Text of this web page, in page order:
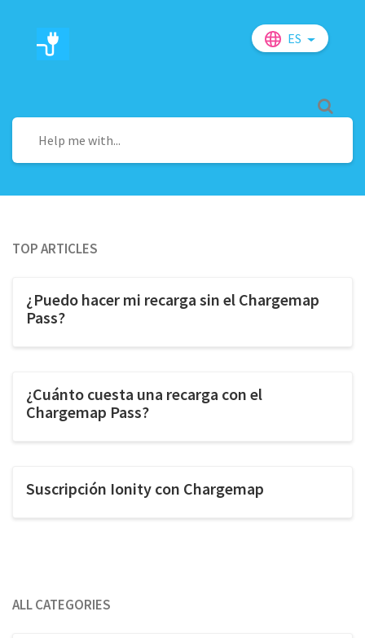
ES
Top Articles
¿Puedo hacer mi recarga sin el Chargemap
Pass?
¿Cuánto cuesta una recarga con el
Chargemap Pass?
Suscripción Ionity con Chargemap
All Categories